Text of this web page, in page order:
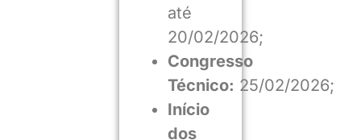
até
20/02/2026;
Congresso
Técnico: 25/02/2026;
Início
dos